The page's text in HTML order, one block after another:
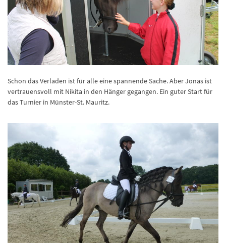
Schon das Verladen ist für alle eine spannende Sache. Aber Jonas ist
vertrauensvoll mit Nikita in den Hänger gegangen. Ein guter Start für
das Turnier in Münster-St. Mauritz.